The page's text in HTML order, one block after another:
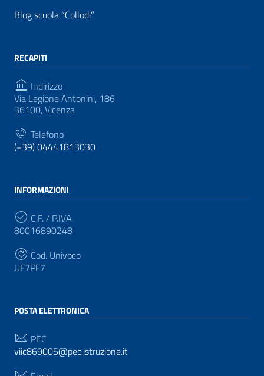
Blog scuola “Collodi”
RECAPITI
Indirizzo
Via Legione Antonini, 186
36100, Vicenza
Telefono
(+39) 04441813030
INFORMAZIONI
C.F. / P.IVA
80016890248
Cod. Univoco
UF7PF7
POSTA ELETTRONICA
PEC
viic869005@pec.istruzione.it